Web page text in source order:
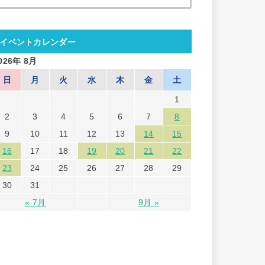
イベントカレンダー
年 8月
日
月 火 水 木 金 土
1
2
3 4 5 6 7
8
9
10 11 12 13 14
15
16
17 18 19 20 21
22
23
24 25 26 27 28
29
30
31
« 7月
9月 »